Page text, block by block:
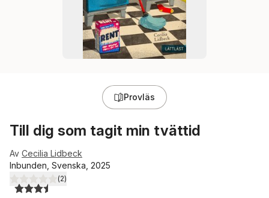
Provläs
Till dig som tagit min tvättid
Av Cecilia Lidbeck
Inbunden, Svenska, 2025
3,5utav 5 stjärnor. Totalt antal röster:
(2)